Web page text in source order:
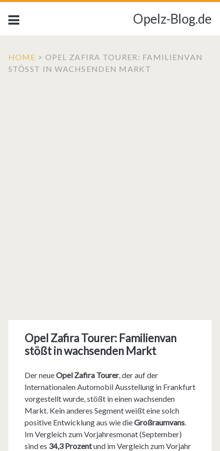
Opelz-Blog.de
HOME > OPEL ZAFIRA TOURER: FAMILIENVAN
STÖSST IN WACHSENDEN MARKT
Opel Zafira Tourer: Familienvan
stößt in wachsenden Markt
Der neueOpel Zafira Tourer, der auf der
Internationalen Automobil Ausstellung in Frankfurt
vorgestellt wurde, stößt in einen wachsenden
Markt. Kein anderes Segment weißt eine solch
positive Entwicklung aus wie dieGroßraumvans.
Im Vergleich zum Vorjahresmonat (September)
sind es 34,3 Prozentund im Vergleich zum Vorjahr